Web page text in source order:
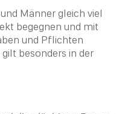
Männer gleich viel
begegnen und mit
und Pflichten
besonders in der